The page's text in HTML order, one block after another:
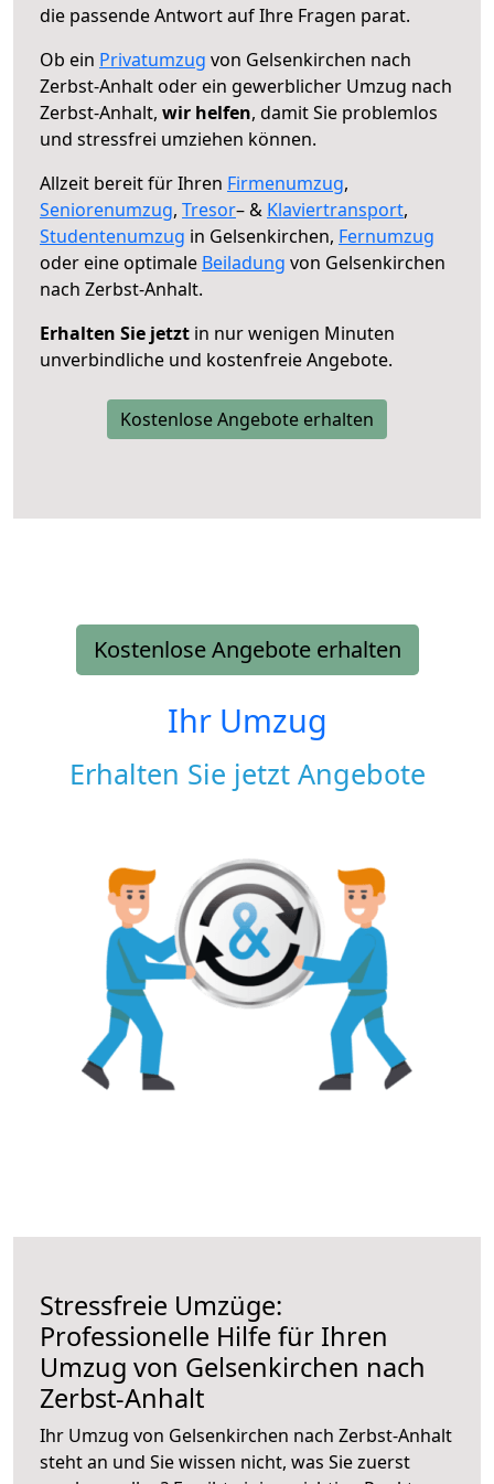
die passende Antwort auf Ihre Fragen parat.
Ob ein Privatumzug von Gelsenkirchen nach
Zerbst-Anhalt oder ein gewerblicher Umzug nach
Zerbst-Anhalt, wir helfen, damit Sie problemlos
und stressfrei umziehen können.
Allzeit bereit für Ihren Firmenumzug,
Seniorenumzug, Tresor– & Klaviertransport,
Studentenumzug in Gelsenkirchen, Fernumzug
oder eine optimale Beiladung von Gelsenkirchen
nach Zerbst-Anhalt.
Erhalten Sie jetzt in nur wenigen Minuten
unverbindliche und kostenfreie Angebote.
Kostenlose Angebote erhalten
Kostenlose Angebote erhalten
Ihr Umzug
Erhalten Sie jetzt Angebote
Stressfreie Umzüge:
Professionelle Hilfe für Ihren
Umzug von Gelsenkirchen nach
Zerbst-Anhalt
Ihr Umzug von Gelsenkirchen nach Zerbst-Anhalt
steht an und Sie wissen nicht, was Sie zuerst